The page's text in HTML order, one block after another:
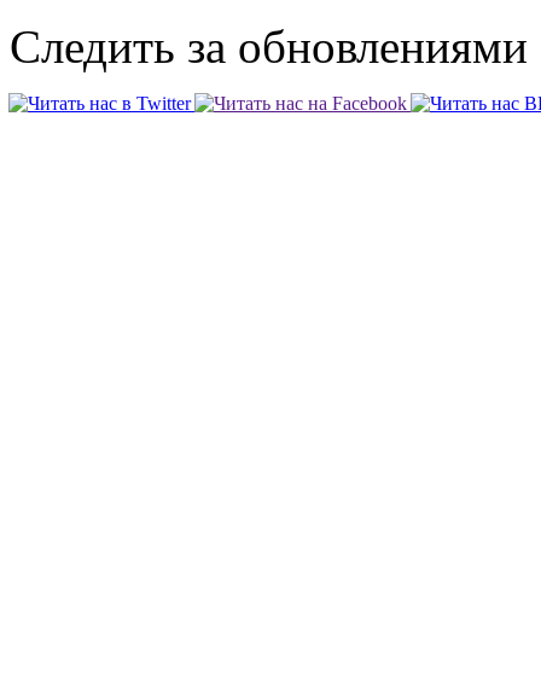
Следить за обновлениями